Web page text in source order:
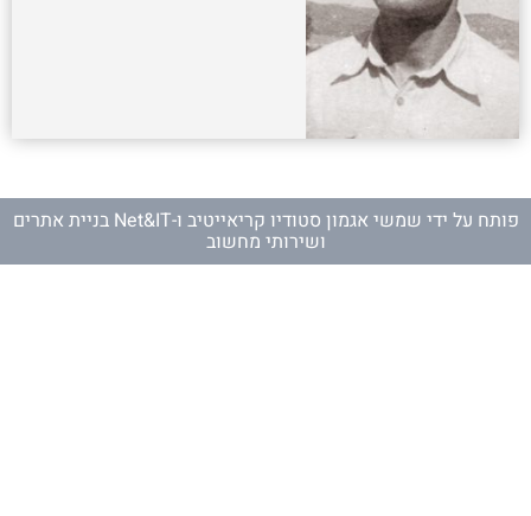
פותח על ידי שמשי אגמון סטודיו קריאייטיב ו- Net&IT בניית אתרים
ושירותי מחשוב